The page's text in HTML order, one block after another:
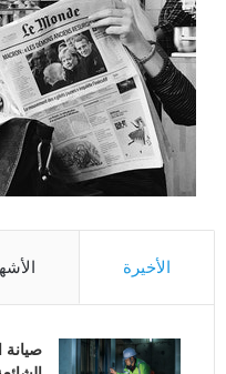
الأخيرة
صيانة